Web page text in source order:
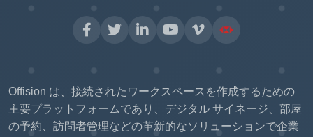
Offision は、接続されたワークスペースを作成するための
主要プラットフォームであり、デジタル サイネージ、部屋
の予約、訪問者管理などの革新的なソリューションで企業